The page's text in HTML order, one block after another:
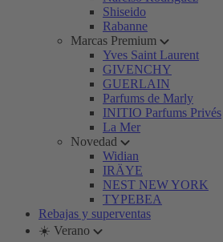
Shiseido
Rabanne
Marcas Premium
Yves Saint Laurent
GIVENCHY
GUERLAIN
Parfums de Marly
INITIO Parfums Privés
La Mer
Novedad
Widian
IRÄYE
NEST NEW YORK
TYPEBEA
Rebajas y superventas
☀️ Verano